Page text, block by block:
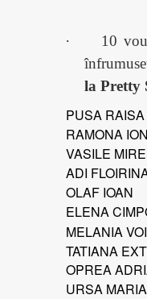
·
10
la Pretty
PUSA RAISA
RAMONA
VASILE
ADI
OLAF IOAN
ELENA
MELANIA
TATIANA
OPREA
URSA